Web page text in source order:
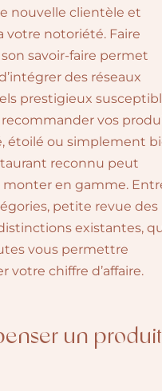
nouvelle clientèle et
votre notoriété. Faire
savoir-faire permet
des réseaux
prestigieux
recommander vos
étoilé ou simplement
reconnu peut
en gamme.
petite revue des
existantes,
vous permettre
votre chiffre d’affaire.
un produit